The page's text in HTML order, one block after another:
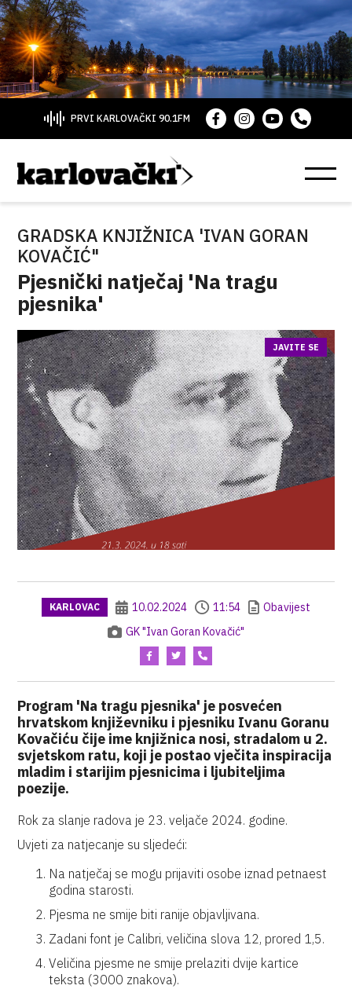
PRVI KARLOVAČKI 90.1FM
GRADSKA KNJIŽNICA 'IVAN GORAN
KOVAČIĆ"
Pjesnički natječaj 'Na tragu
pjesnika'
JAVITE SE
KARLOVAC 10.02.2024 11:54
Obavijest
GK "Ivan Goran Kovačić"
Program 'Na tragu pjesnika' je posvećen
hrvatskom književniku i pjesniku Ivanu Goranu
Kovačiću čije ime knjižnica nosi, stradalom u 2.
svjetskom ratu, koji je postao vječita inspiracija
mladim i starijim pjesnicima i ljubiteljima
poezije.
Rok za slanje radova je 23. veljače 2024. godine.
Uvjeti za natjecanje su sljedeći:
Na natječaj se mogu prijaviti osobe iznad petnaest
godina starosti.
Pjesma ne smije biti ranije objavljivana.
Zadani font je Calibri, veličina slova 12, prored 1,5.
Veličina pjesme ne smije prelaziti dvije kartice
teksta (3000 znakova).